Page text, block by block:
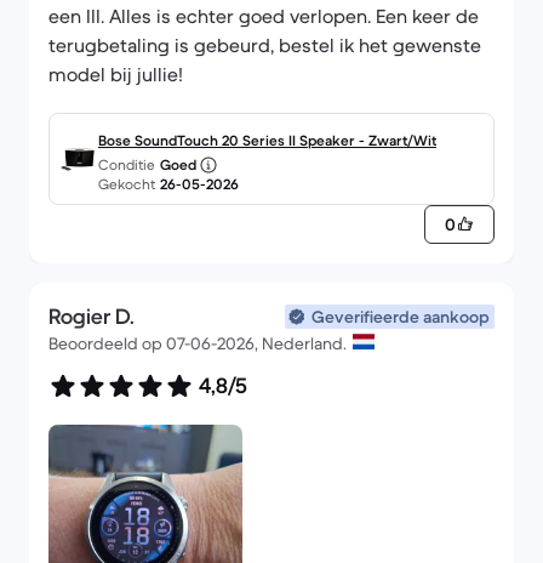
een III. Alles is echter goed verlopen. Een keer de
terugbetaling is gebeurd, bestel ik het gewenste
model bij jullie!
Bose SoundTouch 20 Series II Speaker - Zwart/Wit
Conditie Goed
Gekocht 26-05-2026
0
Rogier D.
Geverifieerde aankoop
Beoordeeld op 07-06-2026, Nederland.
4,8/5